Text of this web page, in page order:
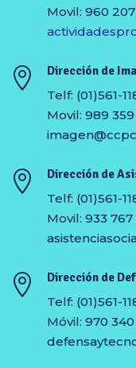
Movil: 960 207
 Dirección de
Telf: (01)561-
Movil: 989
 Dirección de
Telf: (01)561-
Movil: 933 767
 Dirección de
Telf: (01)561-
Móvil: 970